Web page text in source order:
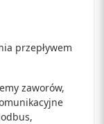
przepływem
zaworów,